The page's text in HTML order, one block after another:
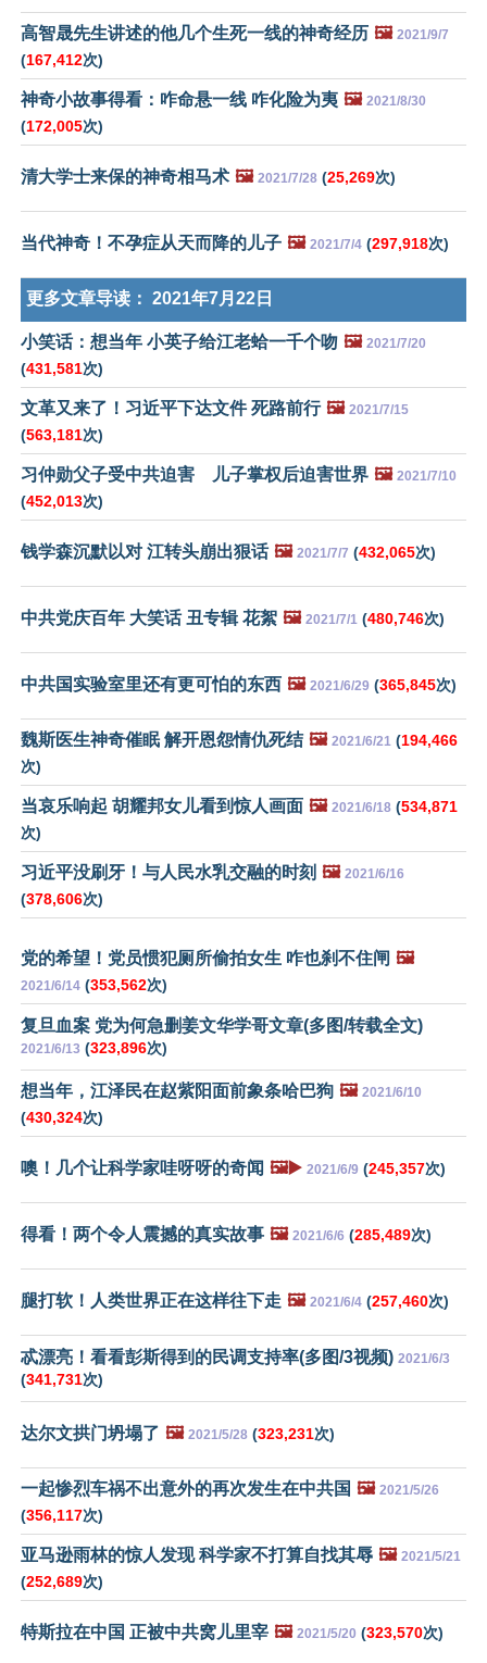
高智晟先生讲述的他几个生死一线的神奇经历 🖼️ 2021/9/7
(167,412次)
神奇小故事得看：咋命悬一线 咋化险为夷 🖼️ 2021/8/30
(172,005次)
清大学士来保的神奇相马术 🖼️ 2021/7/28 (25,269次)
当代神奇！不孕症从天而降的儿子 🖼️ 2021/7/4 (297,918次)
更多文章导读： 2021年7月22日
小笑话：想当年 小英子给江老蛤一千个吻 🖼️ 2021/7/20
(431,581次)
文革又来了！习近平下达文件 死路前行 🖼️ 2021/7/15
(563,181次)
习仲勋父子受中共迫害 儿子掌权后迫害世界 🖼️ 2021/7/10
(452,013次)
钱学森沉默以对 江转头崩出狠话 🖼️ 2021/7/7 (432,065次)
中共党庆百年 大笑话 丑专辑 花絮 🖼️ 2021/7/1 (480,746次)
中共国实验室里还有更可怕的东西 🖼️ 2021/6/29 (365,845次)
魏斯医生神奇催眠 解开恩怨情仇死结 🖼️ 2021/6/21 (194,466
次)
当哀乐响起 胡耀邦女儿看到惊人画面 🖼️ 2021/6/18 (534,871
次)
习近平没刷牙！与人民水乳交融的时刻 🖼️ 2021/6/16
(378,606次)
党的希望！党员惯犯厕所偷拍女生 咋也刹不住闸 🖼️
2021/6/14 (353,562次)
复旦血案 党为何急删姜文华学哥文章(多图/转载全文)
2021/6/13 (323,896次)
想当年，江泽民在赵紫阳面前象条哈巴狗 🖼️ 2021/6/10
(430,324次)
噢！几个让科学家哇呀呀的奇闻 🖼️▶️ 2021/6/9 (245,357次)
得看！两个令人震撼的真实故事 🖼️ 2021/6/6 (285,489次)
腿打软！人类世界正在这样往下走 🖼️ 2021/6/4 (257,460次)
忒漂亮！看看彭斯得到的民调支持率(多图/3视频) 2021/6/3
(341,731次)
达尔文拱门坍塌了 🖼️ 2021/5/28 (323,231次)
一起惨烈车祸不出意外的再次发生在中共国 🖼️ 2021/5/26
(356,117次)
亚马逊雨林的惊人发现 科学家不打算自找其辱 🖼️ 2021/5/21
(252,689次)
特斯拉在中国 正被中共窝儿里宰 🖼️ 2021/5/20 (323,570次)